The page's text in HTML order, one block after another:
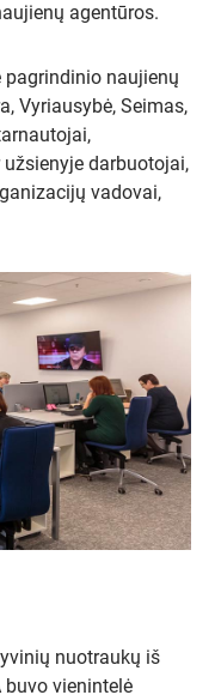
agentūros.
pagrindinio naujienų
Vyriausybė, Seimas,
darbuotojai,
vadovai,
nuotraukų iš
buvo vienintelė